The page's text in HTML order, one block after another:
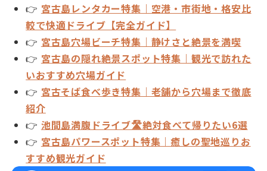
👉 宮古島レンタカー特集｜空港・市街地・格安比
較で快適ドライブ【完全ガイド】
👉 宮古島穴場ビーチ特集｜静けさと絶景を満喫
👉 宮古島の隠れ絶景スポット特集｜観光で訪れた
いおすすめ穴場ガイド
👉 宮古そば食べ歩き特集｜老舗から穴場まで徹底
紹介
👉 池間島満腹ドライブ🛣️絶対食べて帰りたい6選
👉 宮古島パワースポット特集｜癒しの聖地巡りお
すすめ観光ガイド